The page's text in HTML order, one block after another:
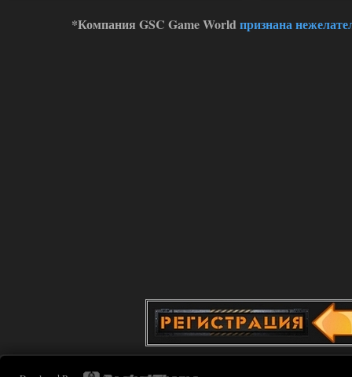
*Компания GSC Game Worldпризнана